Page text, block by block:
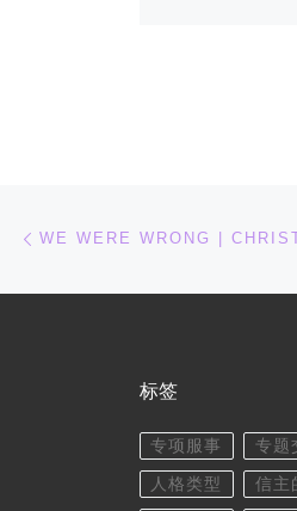
文章导航
WE WERE WRONG |
标签
专项服事 专题
人格类型 信主